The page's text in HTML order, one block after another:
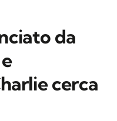
da
cerca